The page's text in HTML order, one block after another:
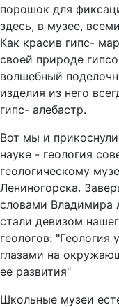
порошок для
здесь, в музее,
Как красив гипс-
своей природе
волшебный
изделия из него
гипс- алебастр.
Вот мы и
науке - геология
геологическому
Лениногорска.
словами Владимира
стали девизом
геологов:
глазами на
ее развития"
Школьные музеи